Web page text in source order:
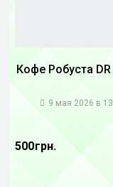
Кофе Робуста
9 мая 2026 в
500 грн.